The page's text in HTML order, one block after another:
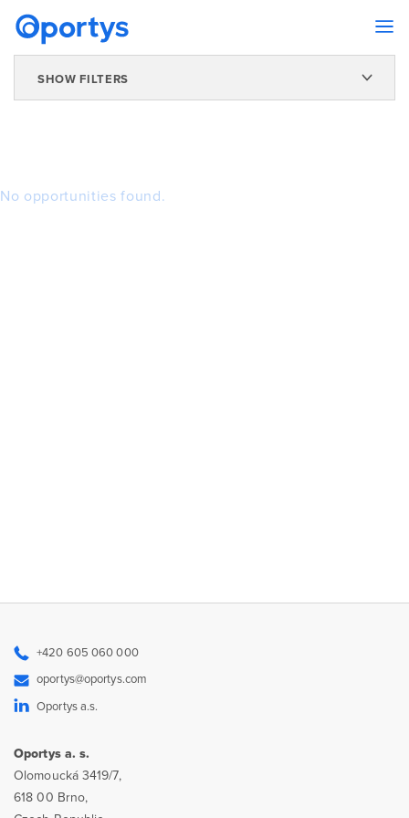
SHOW FILTERS
No opportunities found.
+420 605 060 000
oportys@oportys.com
Oportys a.s.
Oportys a. s.
Olomoucká 3419/7,
618 00 Brno,